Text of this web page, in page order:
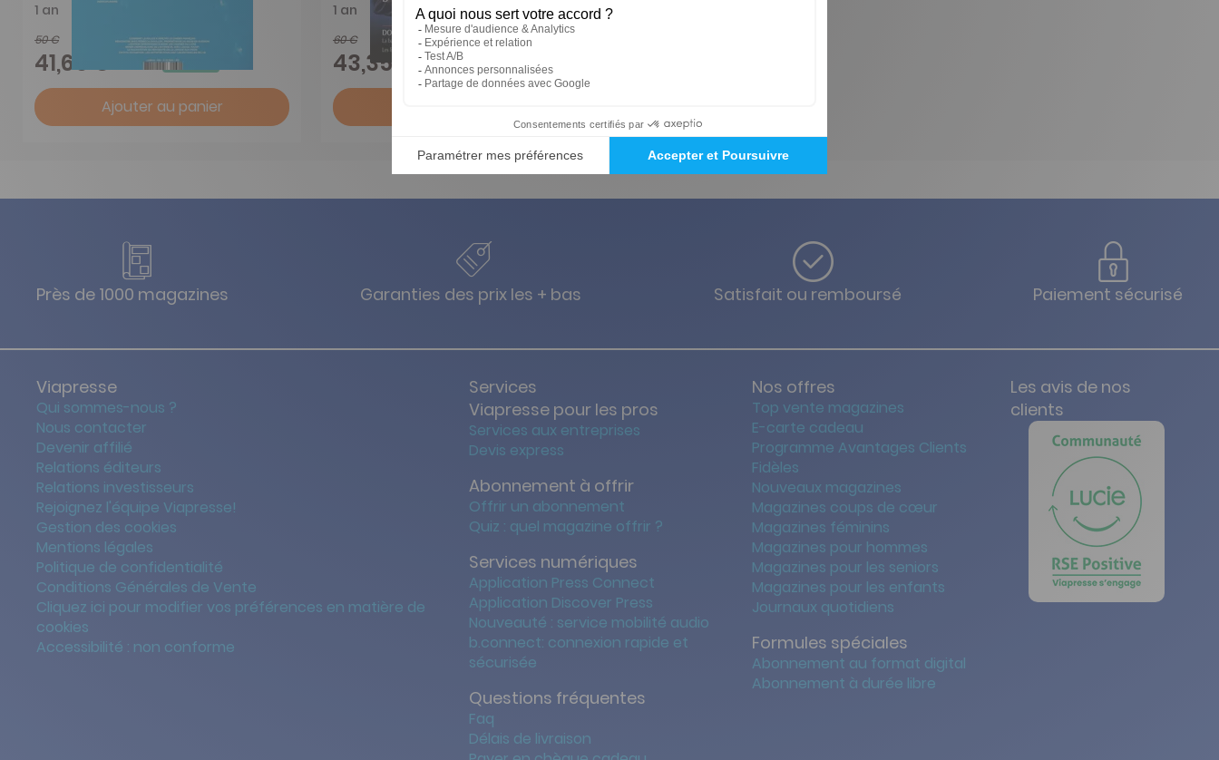
1 an
50 €
41,65 € -17%
Ajouter au panier
1 an
60 €
43,35 €
Près de 1000 magazines Garanties des prix les + bas Satisfait ou remboursé Paiement sécurisé
Viapresse
Qui sommes-nous ?
Nous contacter
Devenir affilié
Relations éditeurs
Relations investisseurs
Rejoignez l'équipe Viapresse!
Gestion des cookies
Mentions légales
Politique de confidentialité
Conditions Générales de Vente
Cliquez ici pour modifier vos préférences en matière de
cookies
Accessibilité : non conforme
Services
Viapresse pour les pros
Services aux entreprises
Devis express
Abonnement à offrir
Offrir un abonnement
Quiz : quel magazine offrir ?
Services numériques
Application Press Connect
Application Discover Press
Nouveauté : service mobilité audio
b.connect: connexion rapide et
sécurisée
Questions fréquentes
Faq
Délais de livraison
Nos offres
Top vente magazines
E-carte cadeau
Programme Avantages Clients
Fidèles
Nouveaux magazines
Magazines coups de cœur
Magazines féminins
Magazines pour hommes
Magazines pour les seniors
Magazines pour les enfants
Journaux quotidiens
Formules spéciales
Abonnement au format digital
Abonnement à durée libre
Les avis de nos
clients